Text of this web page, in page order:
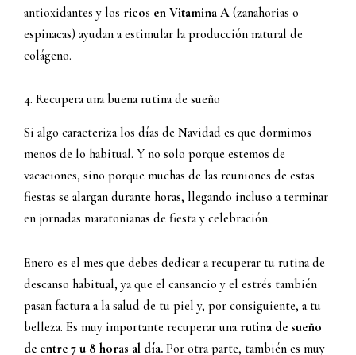
antioxidantes y los ricos en Vitamina A (zanahorias o
espinacas) ayudan a estimular la producción natural de
colágeno.
4. Recupera una buena rutina de sueño
Si algo caracteriza los días de Navidad es que dormimos
menos de lo habitual. Y no solo porque estemos de
vacaciones, sino porque muchas de las reuniones de estas
fiestas se alargan durante horas, llegando incluso a terminar
en jornadas maratonianas de fiesta y celebración.
Enero es el mes que debes dedicar a recuperar tu rutina de
descanso habitual, ya que el cansancio y el estrés también
pasan factura a la salud de tu piel y, por consiguiente, a tu
belleza. Es muy importante recuperar unarutina de sueño
de entre 7 u 8 horas al día. Por otra parte, también es muy